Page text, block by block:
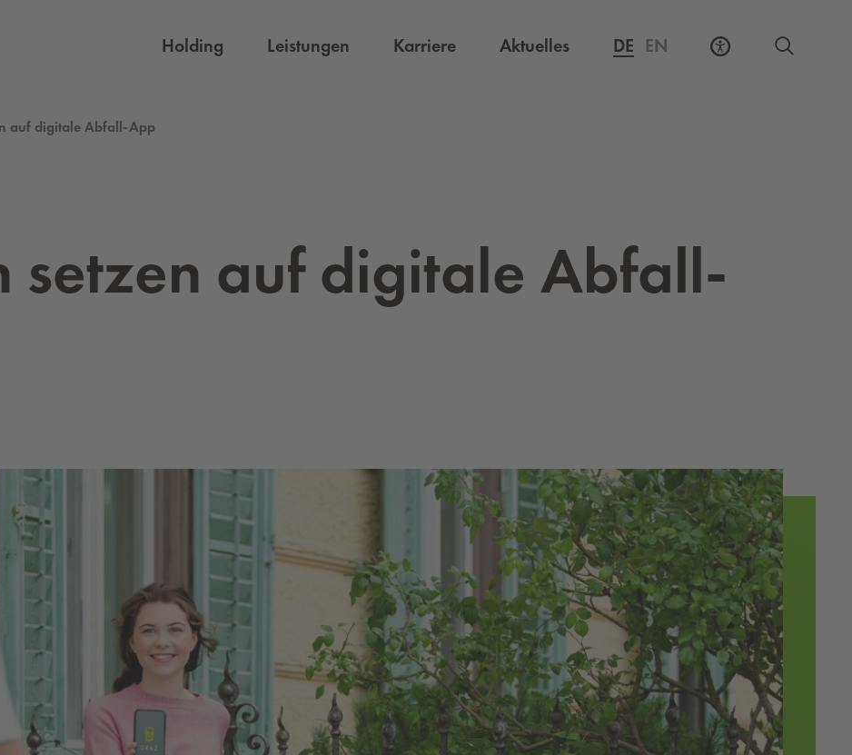
Holding Leistungen KarriereExterner Link, öffnet eine neue Registerkarte
Aktuelles DE EN
auf digitale Abfall-App
set­zen auf di­gi­ta­le Ab­fall-